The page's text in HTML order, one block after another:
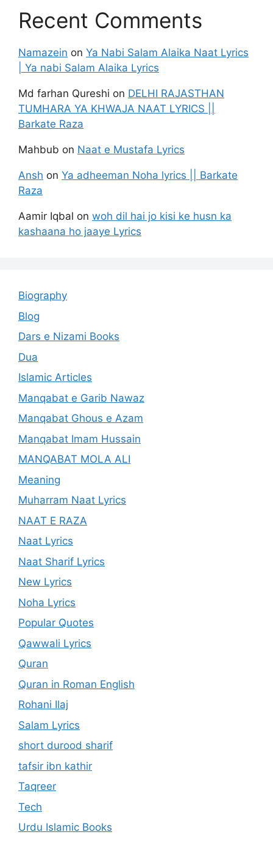
Recent Comments
Namazein on Ya Nabi Salam Alaika Naat Lyrics
| Ya nabi Salam Alaika Lyrics
Md farhan Qureshi on DELHI RAJASTHAN
TUMHARA YA KHWAJA NAAT LYRICS ||
Barkate Raza
Mahbub on Naat e Mustafa Lyrics
Ansh on Ya adheeman Noha lyrics || Barkate
Raza
Aamir Iqbal on woh dil hai jo kisi ke husn ka
kashaana ho jaaye Lyrics
Biography
Blog
Dars e Nizami Books
Dua
Islamic Articles
Manqabat e Garib Nawaz
Manqabat Ghous e Azam
Manqabat Imam Hussain
MANQABAT MOLA ALI
Meaning
Muharram Naat Lyrics
NAAT E RAZA
Naat Lyrics
Naat Sharif Lyrics
New Lyrics
Noha Lyrics
Popular Quotes
Qawwali Lyrics
Quran
Quran in Roman English
Rohani Ilaj
Salam Lyrics
short durood sharif
tafsir ibn kathir
Taqreer
Tech
Urdu Islamic Books